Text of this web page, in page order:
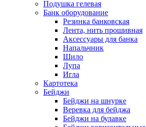
Подушка гелевая
Банк оборудование
Резинка банковская
Лента, нить прошивная
Аксессуары для банка
Напальчник
Шило
Лупа
Игла
Картотека
Бейджи
Бейджи на шнурке
Веревка для бейджа
Бейджи на булавке